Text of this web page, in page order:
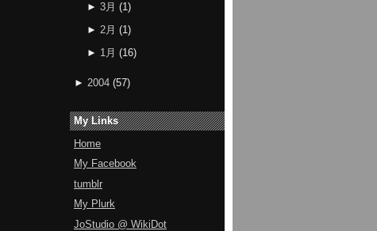
► 3月 (1)
► 2月 (1 )
► 1月 (16)
► 2004 (57)
My Links
Home
My Facebook
tumblr
My Plurk
JoStudio @ WikiDot